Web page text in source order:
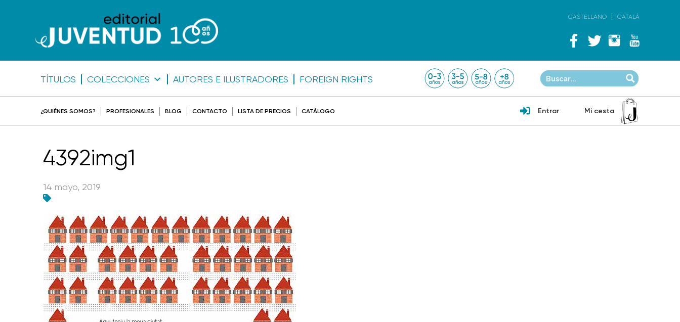
CASTELLANO CATALÀ
TÍTULOS COLECCIONES AUTORES E ILUSTRADORES FOREIGN RIGHTS
¿QUIÉNES SOMOS? PROFESIONALES BLOG CONTACTO LISTA DE PRECIOS CATÁLOGO Entrar Mi cesta
4392img1
14 mayo, 2019